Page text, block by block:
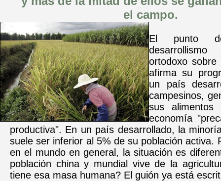
el campo.
El punto
ortodoxo sobre
afirma su
un país
campesinos,
sus
economía
productiva". En un país desarrollado, la
suele ser inferior al 5% de su población activa.
en el mundo en general, la situación es
población china y mundial vive de la
tiene esa masa humana? El guión ya está